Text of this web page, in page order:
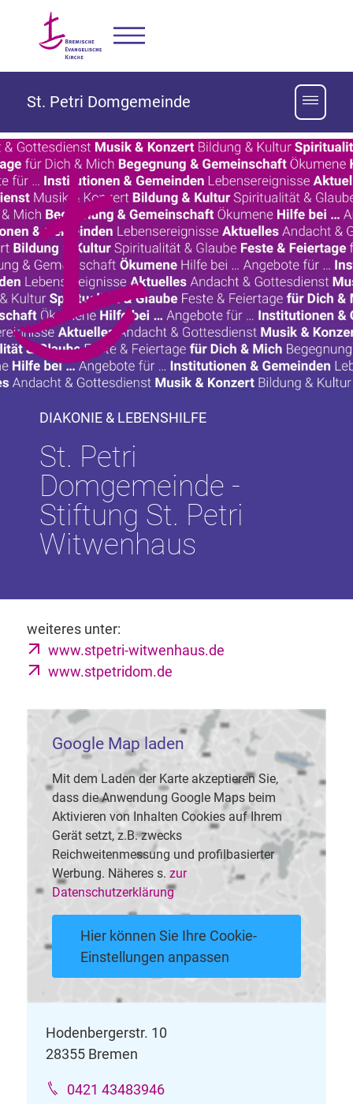
St. Petri Domgemeinde
DIAKONIE & LEBENSHILFE
St. Petri
Domgemeinde -
Stiftung St. Petri
Witwenhaus
weiteres unter:
www.stpetri-witwenhaus.de
www.stpetridom.de
Google Map laden
Mit dem Laden der Karte akzeptieren Sie,
dass die Anwendung Google Maps beim
Aktivieren von Inhalten Cookies auf Ihrem
Gerät setzt, z.B. zwecks
Reichweitenmessung und profilbasierter
Werbung. Näheres s. zur
Datenschutzerklärung
Hier können Sie Ihre Cookie-
Einstellungen anpassen
Hodenbergerstr. 10
28355 Bremen
0421 43483946